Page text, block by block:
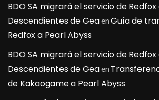
BDO SA migrará el servicio de
Descendientes de GeaenGuía de
Redfox a Pearl Abyss
BDO SA migrará el servicio de
Descendientes de Geaen
de Kakaogame a Pearl Abyss